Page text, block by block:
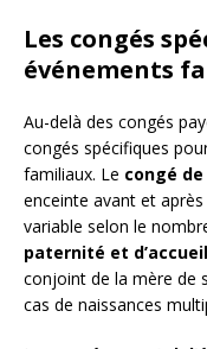
Les congés
événements
Au-delà des congés
congés spécifiques
familiaux. Le congé
enceinte avant et
variable selon le
paternité et
conjoint de la mère de
cas de naissances